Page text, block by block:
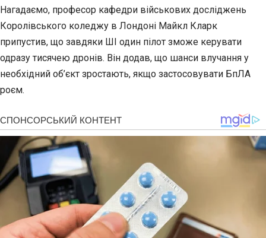
Нагадаємо, професор кафедри військових досліджень
Королівського коледжу в Лондоні Майкл Кларк
припустив, що завдяки ШІ один пілот зможе керувати
одразу тисячею дронів. Він додав, що шанси влучання у
необхідний об’єкт зростають, якщо застосовувати БпЛА
роєм.